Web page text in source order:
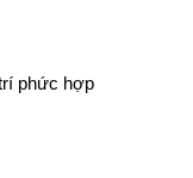
phức hợp